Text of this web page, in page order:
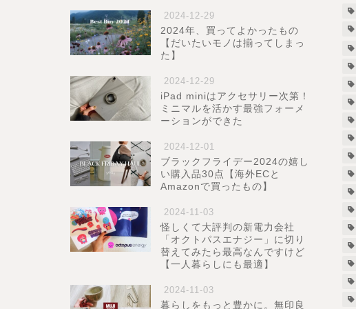
2024-12-29
2024年、買ってよかったもの
【だいたいモノは揃ってしまっ
た】
2024-12-29
iPad miniはアクセサリー次第！
ミニマルを活かす最強フォーメ
ーションができた
2024-12-01
ブラックフライデー2024の嬉し
い購入品30点【海外ECと
Amazonで買ったもの】
2024-11-03
怪しくて大評判の新電力会社
「オクトパスエナジー」に切り
替えてみたら最高なんですけど
【一人暮らしにも最適】
2024-11-03
暮らしをもっと豊かに。無印良